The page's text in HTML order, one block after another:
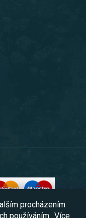
procházením
používáním.. Více